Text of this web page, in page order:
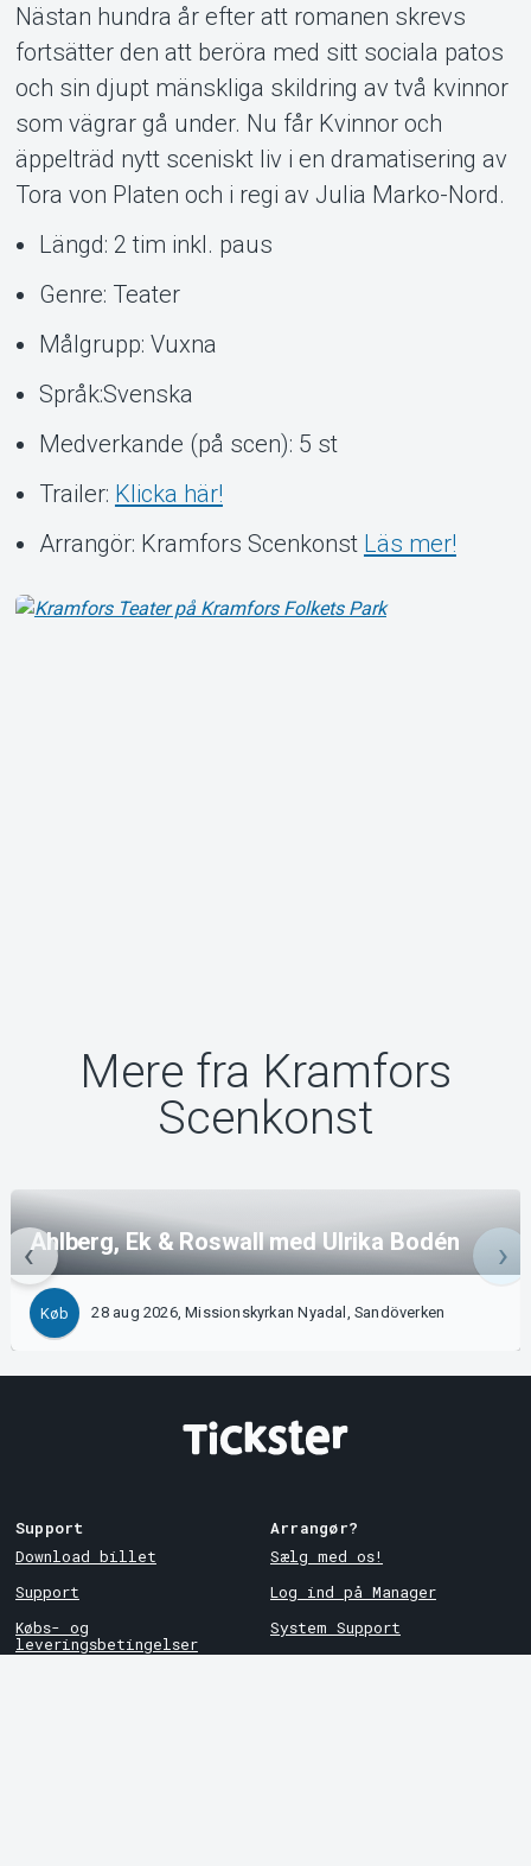
Nästan hundra år efter att romanen skrevs
fortsätter den att beröra med sitt sociala patos
och sin djupt mänskliga skildring av två kvinnor
som vägrar gå under. Nu får Kvinnor och
äppelträd nytt sceniskt liv i en dramatisering av
Tora von Platen och i regi av Julia Marko-Nord.
Längd: 2 tim inkl. paus
Genre: Teater
Målgrupp: Vuxna
Språk:Svenska
Medverkande (på scen): 5 st
Trailer: Klicka här!
Arrangör: Kramfors Scenkonst Läs mer!
Mere fra Kramfors
Scenkonst
Ahlberg, Ek & Roswall med Ulrika Bodén
Køb 28 aug 2026, Missionskyrkan Nyadal, Sandöverken
Support
Download billet
Support
Købs- og
leveringsbetingelser
Arrangør?
Sælg med os!
Log ind på Manager
System Support